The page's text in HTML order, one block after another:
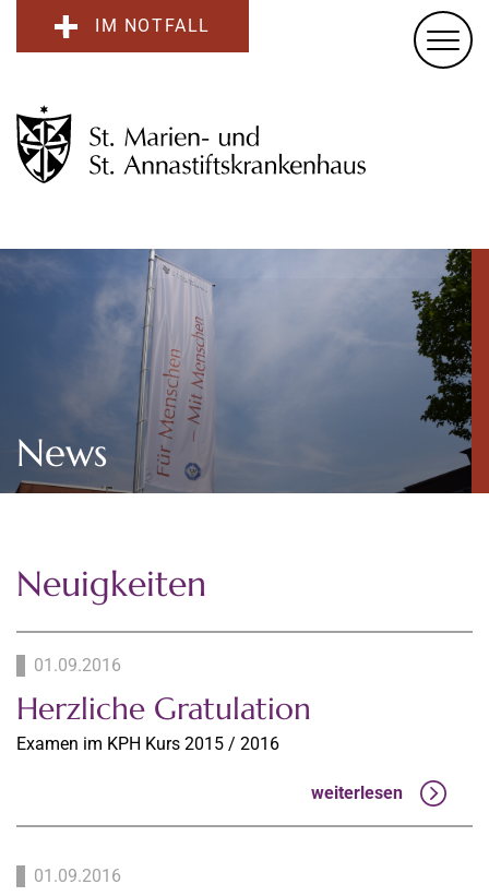
IM NOTFALL
News
Neuigkeiten
01.09.2016
Herzliche Gratulation
Examen im KPH Kurs 2015 / 2016
weiterlesen
01.09.2016